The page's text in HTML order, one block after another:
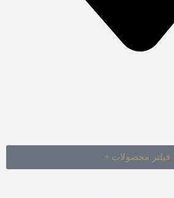
فیلتر محصولات +